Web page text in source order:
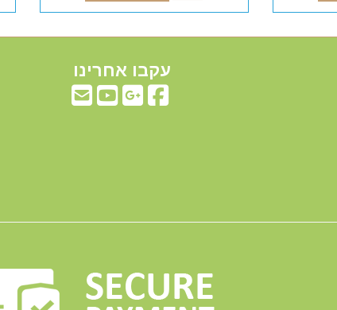
עקבו אחרינו